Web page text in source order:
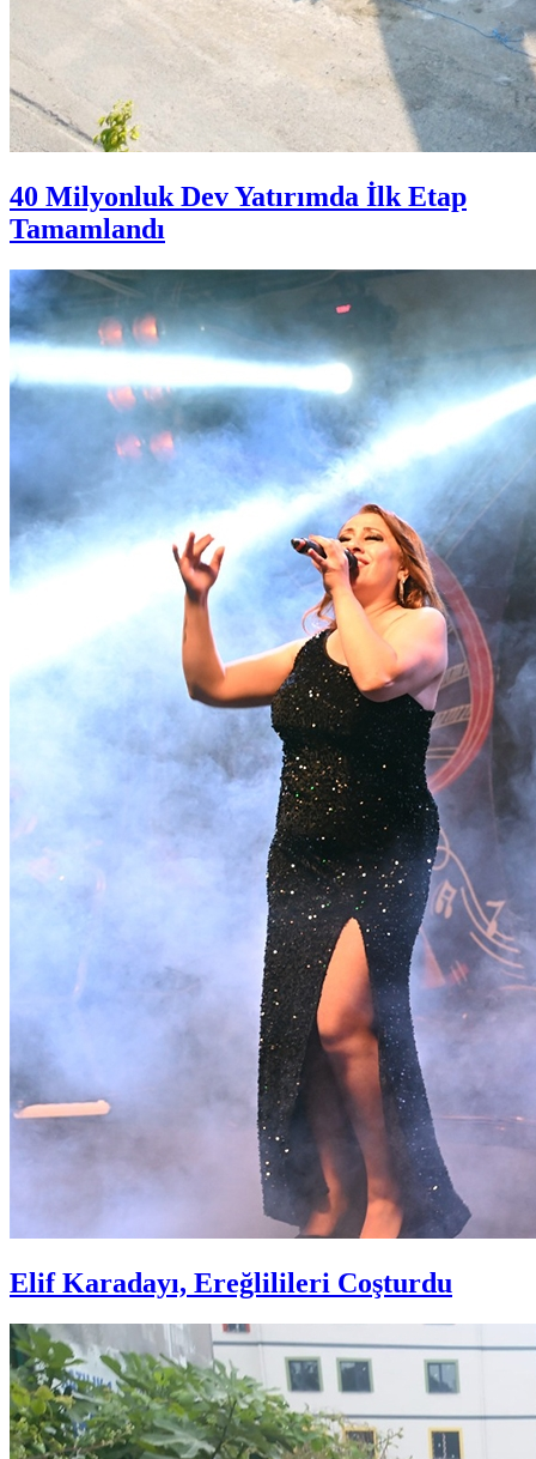
40 Milyonluk Dev Yatırımda İlk Etap
Tamamlandı
Elif Karadayı, Ereğlilileri Coşturdu